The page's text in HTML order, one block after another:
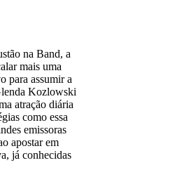
na Band, a
mais uma
para assumir a
Kozlowski
atração diária
como essa
emissoras
apostar em
já conhecidas